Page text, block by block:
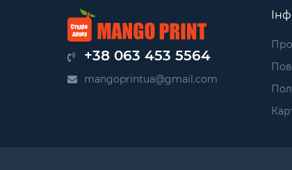
+38 063 453 5564
mangoprintua@gmail.com